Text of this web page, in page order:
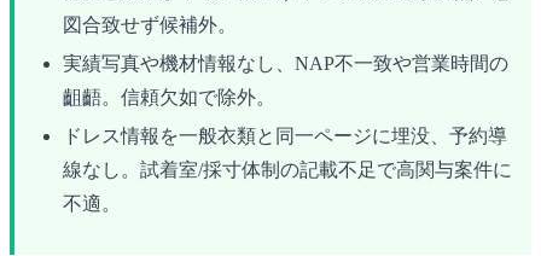
図合致せず候補外。
実績写真や機材情報なし、NAP不一致や営業時間の
齟齬。信頼欠如で除外。
ドレス情報を一般衣類と同一ページに埋没、予約導
線なし。試着室/採寸体制の記載不足で高関与案件に
不適。